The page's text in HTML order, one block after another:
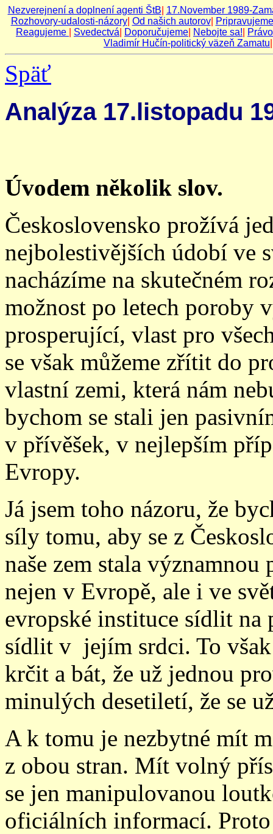
Nezverejnení a doplnení agenti ŠtB 17.November 1989-
Rozhovory-udalosti-názory| Od našich autorov| Pripravujeme
Reagujeme
Svedectvá Doporučujeme Nebojte sa!
Vladimír Hučín-politický väzeň Zamatu
Späť
Analýza 17.listopadu
Úvodem několik slov.
Československo prožívá
nejbolestivějších údobí ve
nacházíme na skutečném
možnost po letech poroby
prosperující, vlast pro
se však můžeme zřítit do
vlastní zemi, která nám
bychom se stali jen
v přívěšek, v nejlepším
Evropy.
Já jsem toho názoru, že
síly tomu, aby se z
naše zem stala
nejen v Evropě, ale i ve
evropské instituce sídlit
sídlit v jejím srdci. To však
krčit a bát, že už jednou
minulých desetiletí, že se
A k tomu je nezbytné mít
z obou stran. Mít volný
se jen manipulovanou
oficiálních informací.